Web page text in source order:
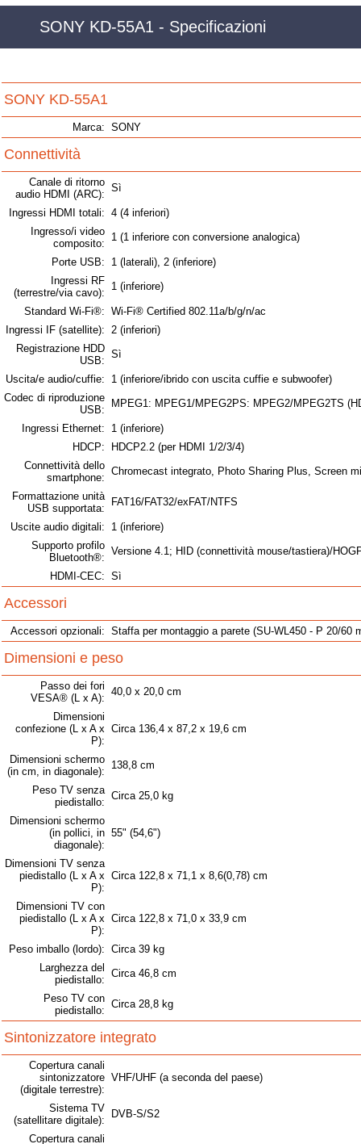
SONY KD-55A1 - Specificazioni
SONY KD-55A1
Marca: SONY
Connettività
Canale di ritorno
audio HDMI (ARC):
Sì
Ingressi HDMI totali: 4 (4 inferiori)
Ingresso/i video
composito:
1 (1 inferiore con conversione analogica)
Porte USB:
1 (laterali), 2 (inferiore)
Ingressi RF
(terrestre/via cavo):
1 (inferiore)
Standard Wi-Fi®: Wi-Fi® Certified 802.11a/b/g/n/ac
Ingressi IF (satellite): 2 (inferiori)
Registrazione HDD
USB:
Sì
Uscita/e audio/cuffie:
1 (inferiore/ibrido con uscita cuffie e subwoofer)
Codec di riproduzione
USB:
MPEG1: MPEG1/MPEG2PS: MPEG2/MPEG2TS
Ingressi Ethernet:
1 (inferiore)
HDCP:
HDCP2.2 (per HDMI 1/2/3/4)
Connettività dello
smartphone:
Chromecast integrato, Photo Sharing Plus, Screen
Formattazione unità
USB supportata:
FAT16/FAT32/exFAT/NTFS
Uscite audio digitali:
1 (inferiore)
Supporto profilo
Bluetooth®:
Versione 4.1; HID (connettività mouse/tastiera)/
HDMI-CEC: Sì
Accessori
Accessori opzionali: Staffa per montaggio a parete (SU-WL450 - P 20/60
Dimensioni e peso
Passo dei fori
VESA® (L x A):
40,0 x 20,0 cm
Dimensioni
confezione (L x A x
P):
Circa 136,4 x 87,2 x 19,6 cm
Dimensioni schermo
(in cm, in diagonale):
138,8 cm
Peso TV senza
piedistallo:
Circa 25,0 kg
Dimensioni schermo
(in pollici, in
diagonale):
55" (54,6")
Dimensioni TV senza
piedistallo (L x A x
P):
Circa 122,8 x 71,1 x 8,6(0,78) cm
Dimensioni TV con
piedistallo (L x A x
P):
Circa 122,8 x 71,0 x 33,9 cm
Peso imballo (lordo): Circa 39 kg
Larghezza del
piedistallo:
Circa 46,8 cm
Peso TV con
piedistallo:
Circa 28,8 kg
Sintonizzatore integrato
Copertura canali
sintonizzatore
(digitale terrestre):
VHF/UHF (a seconda del paese)
Sistema TV
(satellitare digitale):
DVB-S/S2
Copertura canali